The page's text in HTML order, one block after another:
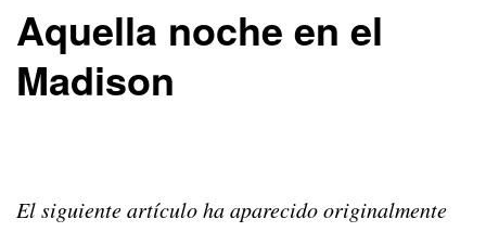
Aquella noche en el
Madison
El siguiente artículo ha aparecido originalmente